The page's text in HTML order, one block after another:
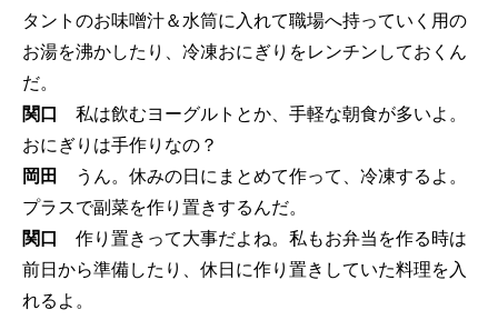
タントのお味噌汁＆水筒に入れて職場へ持っていく用の
お湯を沸かしたり、冷凍おにぎりをレンチンしておくん
だ。
関口 私は飲むヨーグルトとか、手軽な朝食が多いよ。
おにぎりは手作りなの？
岡田
うん。休みの日にまとめて作って、冷凍するよ。
プラスで副菜を作り置きするんだ。
関口 作り置きって大事だよね。私もお弁当を作る時は
前日から準備したり、休日に作り置きしていた料理を入
れるよ。